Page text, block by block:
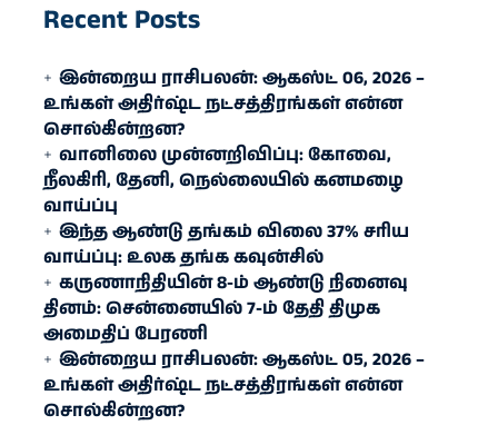
Recent Posts
இன்றைய ராசிபலன்: ஆகஸ்ட் 06, 2026 –
உங்கள் அதிர்ஷ்ட நட்சத்திரங்கள் என்ன
சொல்கின்றன?
வானிலை முன்னறிவிப்பு: கோவை,
நீலகிரி, தேனி, நெல்லையில் கனமழை
வாய்ப்பு
இந்த ஆண்டு தங்கம் விலை 37% சரிய
வாய்ப்பு: உலக தங்க கவுன்சில்
கருணாநிதியின் 8-ம் ஆண்டு நினைவு
தினம்: சென்னையில் 7-ம் தேதி திமுக
அமைதிப் பேரணி
இன்றைய ராசிபலன்: ஆகஸ்ட் 05, 2026 –
உங்கள் அதிர்ஷ்ட நட்சத்திரங்கள் என்ன
சொல்கின்றன?